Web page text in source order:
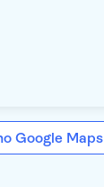
Google Maps